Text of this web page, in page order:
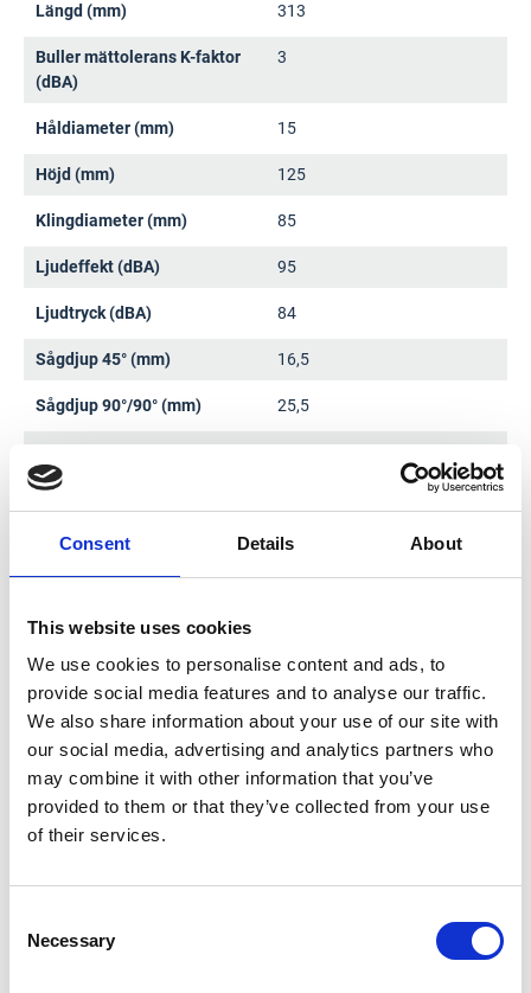
Consent Details About
This website uses cookies
We use cookies to personalise content and ads, to
provide social media features and to analyse our traffic.
We also share information about your use of our site with
our social media, advertising and analytics partners who
may combine it with other information that you’ve
provided to them or that they’ve collected from your use
of their services.
Selection
Necessary
Längd (mm) 313
Buller mättolerans K-faktor
(dBA)
3
Håldiameter (mm) 15
Höjd (mm) 125
Klingdiameter (mm) 85
Ljudeffekt (dBA) 95
Ljudtryck (dBA) 84
Sågdjup 45° (mm) 16,5
Sågdjup 90°/90° (mm) 25,5
Vibrationstolerans K-faktor
1,5
Vinkel (°) 45
Dokument